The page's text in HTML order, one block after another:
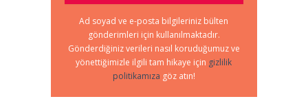
Ad soyad ve e-posta bilgileriniz bülten
gönderimleri için kullanılmaktadır.
Gönderdiğiniz verileri nasıl koruduğumuz ve
yönettiğimizle ilgili tam hikaye için gizlilik
politikamıza göz atın!